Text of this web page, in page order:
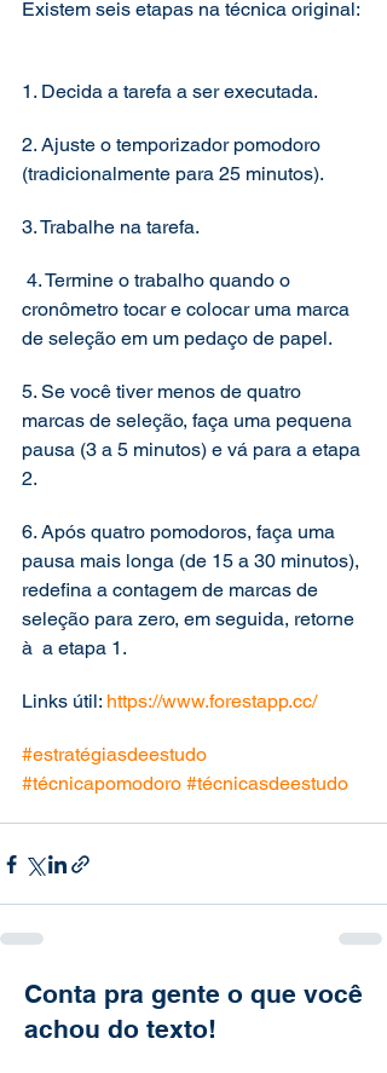
Existem seis etapas na técnica original:
1. Decida a tarefa a ser executada.
2. Ajuste o temporizador pomodoro
(tradicionalmente para 25 minutos).
3. Trabalhe na tarefa.
cronômetro tocar e colocar uma marca
de seleção em um pedaço de papel.
5. Se você tiver menos de quatro
marcas de seleção, faça uma pequena
pausa (3 a 5 minutos) e vá para a etapa
2.
6. Após quatro pomodoros, faça uma
pausa mais longa (de 15 a 30 minutos),
redefina a contagem de marcas de
seleção para zero, em seguida, retorne
à  a etapa 1.
Links útil: https://www.forestapp.cc/
#estratégiasdeestudo
#técnicapomodoro #técnicasdeestudo
Conta pra gente o que você
achou do texto!